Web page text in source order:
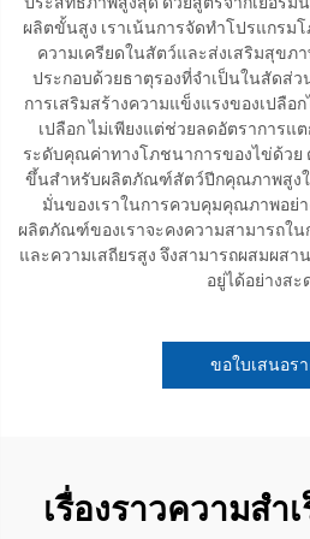
ผลิตขั้นสูง เราเน้นการจัดทำโปรแกรม
ความเครียดในสัตว์และส่งเสริมสุขภ
ประกอบด้วยธาตุรองที่จำเป็นในสัดส่
การเสริมสร้างความแข็งแรงของเปลื
เปลือก ไม่เพียงแต่ช่วยลดอัตราการแ
ระดับคุณค่าทางโภชนาการของไข่ด้วย
ขึ้นสำหรับผลิตภัณฑ์สัตว์ปีกคุณภาพสูงใ
มั่นของเราในการควบคุมคุณภาพอย่า
ผลิตภัณฑ์ของเราจะคงความสามารถใน
และความเสถียรสูง จึงสามารถผสมผสา
อยู่ได้อย่างสะ
ขอใบเสนอร
เรื่องราวความสำ